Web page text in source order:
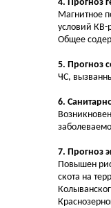
4. Прогноз
Магнитное
условий КВ-
Общее
5. Прогноз
ЧС,
6.
7. Прогноз
Повышен
скота на